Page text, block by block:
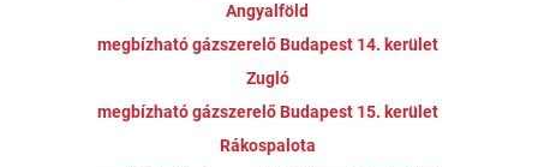
Angyalföld
megbízható gázszerelő Budapest 14. kerület
Zugló
megbízható gázszerelő Budapest 15. kerület
Rákospalota